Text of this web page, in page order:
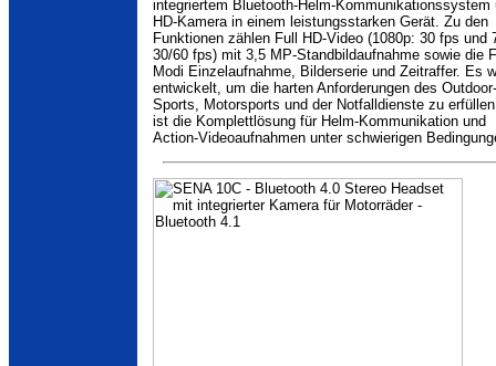
integriertem Bluetooth-Helm-Kommunikationssystem
HD-Kamera in einem leistungsstarken Gerät. Zu den
Funktionen zählen Full HD-Video (1080p: 30 fps und
30/60 fps) mit 3,5 MP-Standbildaufnahme sowie die
Modi Einzelaufnahme, Bilderserie und Zeitraffer. Es
entwickelt, um die harten Anforderungen des Outdoor-
Sports, Motorsports und der Notfalldienste zu
ist die Komplettlösung für Helm-Kommunikation und
Action-Videoaufnahmen unter schwierigen